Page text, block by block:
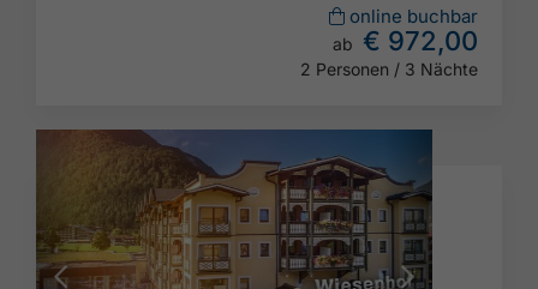
online buchbar
ab € 972,00
2 Personen / 3 Nächte